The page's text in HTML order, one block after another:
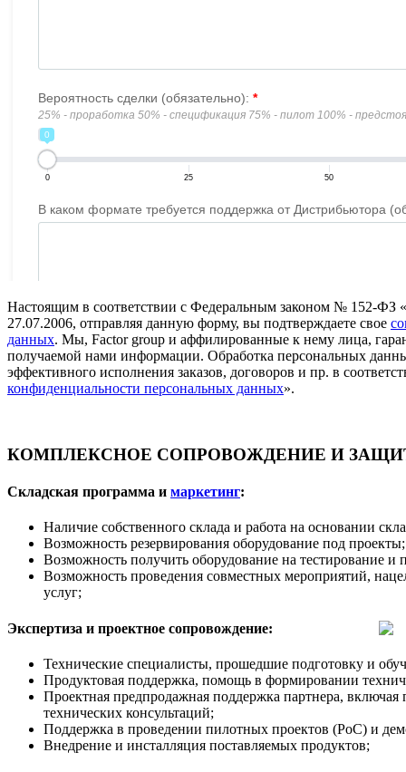
Настоящим в соответствии с Федеральным законом № 152-ФЗ
27.07.2006, отправляя данную форму, вы подтверждаете свое
данных. Мы, Factor group и аффилированные к нему лица,
получаемой нами информации. Обработка персональных
эффективного исполнения заказов, договоров и пр. в
конфиденциальности персональных данных».
КОМПЛЕКСНОЕ СОПРОВОЖДЕНИЕ И
Складская программа и маркетинг:
Наличие собственного склада и работа на основании
Возможность резервирования оборудование под проекты;
Возможность получить оборудование на тестирование и
Возможность проведения совместных мероприятий,
услуг;
Экспертиза и проектное сопровождение:
Технические специалисты, прошедшие подготовку и
Продуктовая поддержка, помощь в формировании
Проектная предпродажная поддержка партнера, включая
технических консультаций;
Поддержка в проведении пилотных проектов (PoC) и
Внедрение и инсталляция поставляемых продуктов;